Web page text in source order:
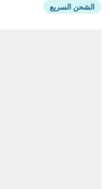
الشحن السريع